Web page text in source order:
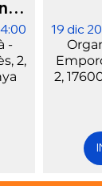
el
-
2,
19 dic
2,